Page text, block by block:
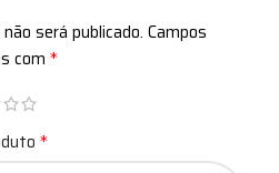
será publicado. Campos
com *
*